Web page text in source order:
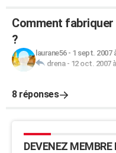
Comment
?
laurane56- 1 sept. 2007
drena- 12 oct. 2007
8 réponses
DEVENEZ MEMBRE